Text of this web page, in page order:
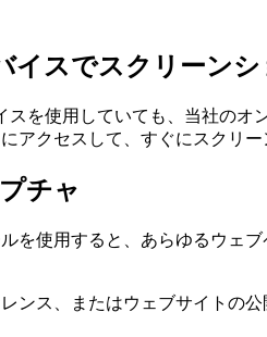
イスでスクリーンシ
スを使用していても、当社の
アクセスして、すぐにスクリ
チャ
を使用すると、あらゆるウェ
ンス、またはウェブサイトの